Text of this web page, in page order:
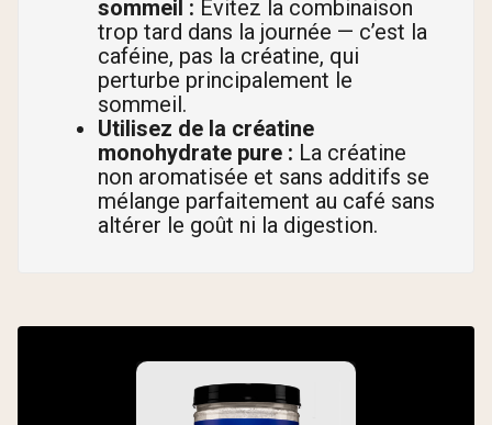
sommeil : Évitez la combinaison
trop tard dans la journée — c’est la
caféine, pas la créatine, qui
perturbe principalement le
sommeil.
Utilisez de la créatine
monohydrate pure : La créatine
non aromatisée et sans additifs se
mélange parfaitement au café sans
altérer le goût ni la digestion.